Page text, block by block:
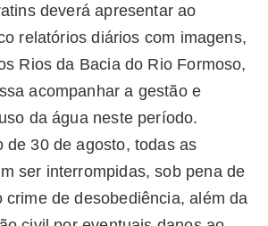
deverá apresentar ao
relatórios diários com imagens,
Rios da Bacia do Rio Formoso,
acompanhar a gestão e
da água neste período.
de 30 de agosto, todas as
ser interrompidas, sob pena de
crime de desobediência, além da